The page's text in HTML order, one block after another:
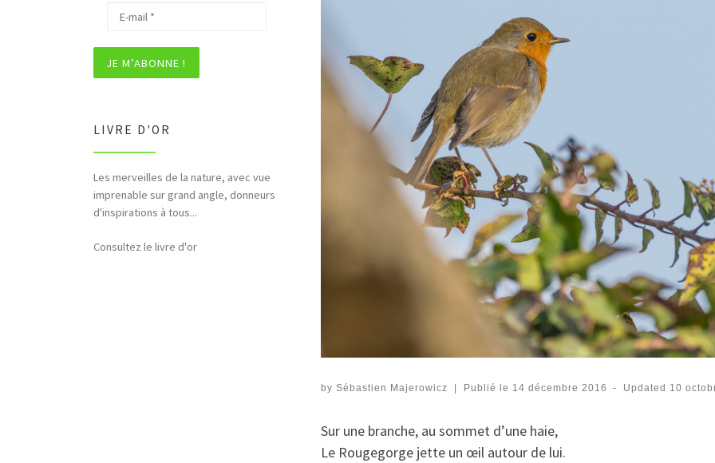
by Sébastien Majerowicz | Publié le 14 décembre 2016 - Updated 10
Sur une branche, au sommet d’une haie,
Le Rougegorge jette un œil autour de lui.
LIVRE D'OR
Les merveilles de la nature, avec vue
imprenable sur grand angle, donneurs
d'inspirations à tous...
Bonjour et merci pour tous ces
hommages rendus à la nature (faune,
flore,etc...)
Consultez le livre d'or